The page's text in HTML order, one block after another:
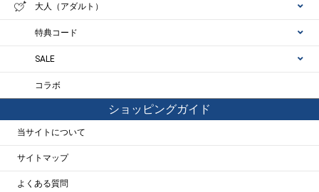
大人（アダルト）
特典コード
SALE
コラボ
ショッピングガイド
当サイトについて
サイトマップ
よくある質問